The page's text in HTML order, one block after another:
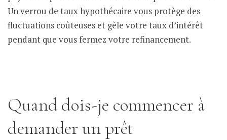
Un verrou de taux hypothécaire vous protège des
fluctuations coûteuses et gèle votre taux d’intérêt
pendant que vous fermez votre refinancement.
Quand dois-je commencer à
demander un prêt